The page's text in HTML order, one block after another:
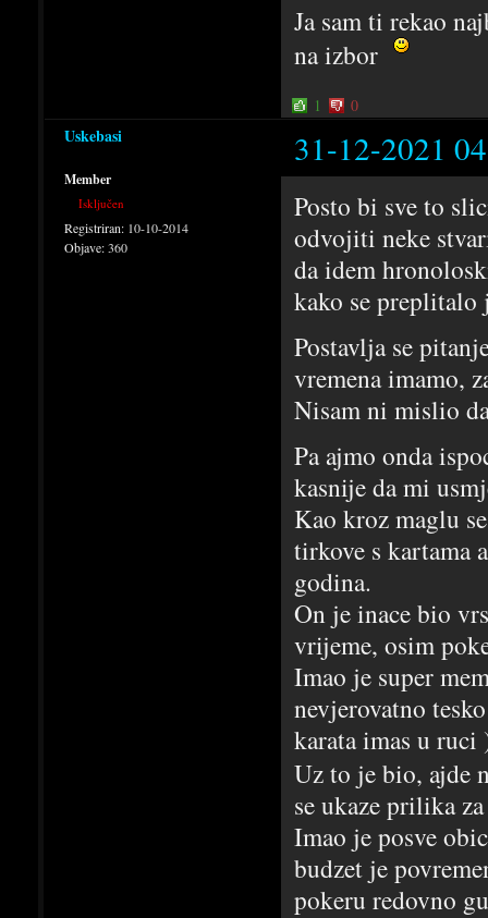
Ja sam ti rekao
na izbor
1 0
Uskebasi 31-12-2021
Member
Isključen
Registriran: 10-10-2014
Objave:360
Posto bi sve to
odvojiti neke
da idem
kako se preplitalo
Postavlja se
vremena imamo,
Nisam ni mislio
Pa ajmo onda
kasnije da mi
Kao kroz maglu
tirkove s kartama
godina.
On je inace bio
vrijeme, osim
Imao je super
nevjerovatno
karata imas u ruci
Uz to je bio, ajde
se ukaze prilika
Imao je posve
budzet je
pokeru redovno